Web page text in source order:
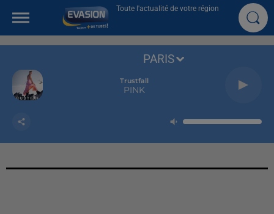
Toute l'actualité de votre région
Trustfall
PINK
PARIS